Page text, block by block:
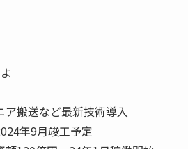
ア搬送など最新技術導入
年9月竣工予定